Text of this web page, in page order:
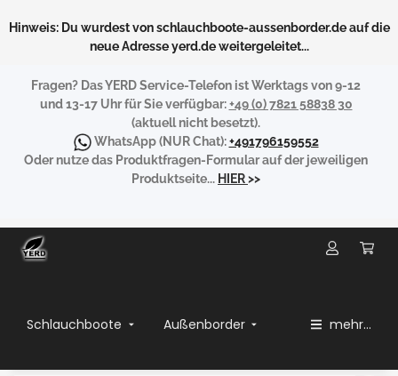
Hinweis: Du wurdest von schlauchboote-aussenborder.de auf die
neue Adresse yerd.de weitergeleitet...
Fragen? Das YERD Service-Telefon ist Werktags von 9-12
und 13-17 Uhr für Sie verfügbar:+49 (0) 7821 58838 30
(aktuell nicht besetzt).
WhatsApp(NUR Chat):+491796159552
Oder nutze das Produktfragen-Formular auf der jeweiligen
Produktseite... HIER>>
Schlauchboote Außenborder mehr...